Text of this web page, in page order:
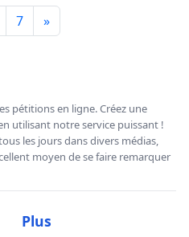
7 »
pétitions en ligne. Créez une
utilisant notre service puissant !
les jours dans divers médias,
moyen de se faire remarquer
Plus